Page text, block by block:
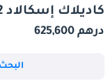
كاديلاك إسكالاد V 6.2 لتر سوبرتشارجد 2026
درهم 625,600